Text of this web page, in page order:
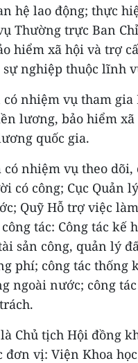
hệ lao động; thực
Thường trực Ban
hiểm xã hội và trợ
nghiệp thuộc lĩnh
nhiệm vụ tham gia
lương, bảo hiểm
quốc gia.
có nhiệm vụ theo
có công; Cục Quản
Quỹ Hỗ trợ việc
tác: Công tác kế
sản công, quản lý
phí; công tác thống
ngoài nước; công
là Chủ tịch Hội đồng
vị: Viện Khoa